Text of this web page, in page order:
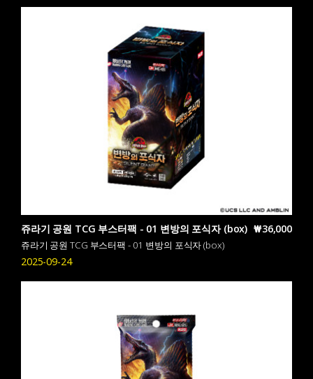
쥬라기 공원 TCG 부스터팩 - 01 변방의 포식자 (box) ₩36,000
쥬라기 공원 TCG 부스터팩 - 01 변방의 포식자 (box)
2025-09-24